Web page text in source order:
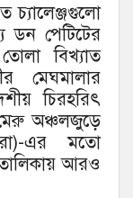
চ্যালেঞ্জগুলো
ডন পেটিটের
বিখ্যাত
মেঘমালার
চিরহরিৎ
অঞ্চলজুড়ে
এর মতো
আরও